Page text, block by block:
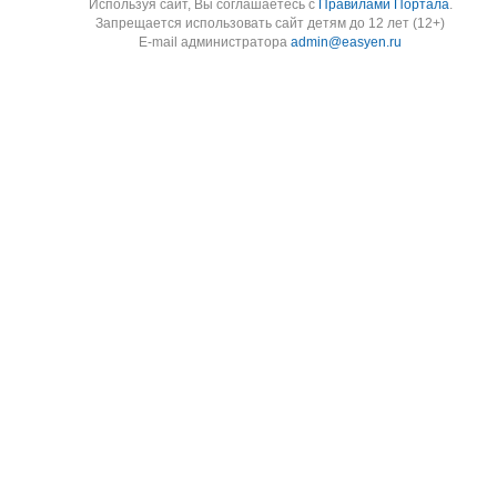
Используя cайт, Вы соглашаетесь с Правилами Портала.
Запрещается использовать сайт детям до 12 лет (12+)
E-mail администратораadmin@easyen.ru